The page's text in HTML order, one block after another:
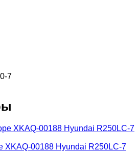
7
XKAQ-00188 Hyundai R250LC-7